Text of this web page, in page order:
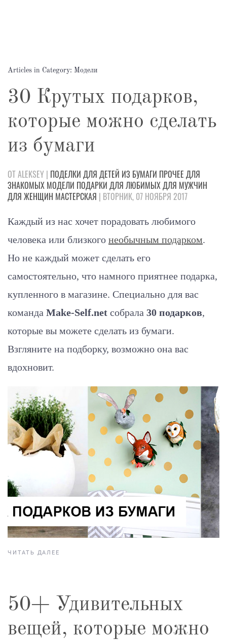
Articles in Category: Модели
30 Крутых подарков,
которые можно сделать
из бумаги
ОТ ALEKSEY | ПОДЕЛКИ ДЛЯ ДЕТЕЙ ИЗ БУМАГИ ПРОЧЕЕ ДЛЯ
ЗНАКОМЫХ МОДЕЛИ ПОДАРКИ ДЛЯ ЛЮБИМЫХДЛЯ МУЖЧИН
ДЛЯ ЖЕНЩИН МАСТЕРСКАЯ | ВТОРНИК, 07 НОЯБРЯ 2017
Каждый из нас хочет порадовать любимого
человека или близкого необычным подарком.
Но не каждый может сделать его
самостоятельно, что намного приятнее подарка,
купленного в магазине. Специально для вас
команда Make-Self.net собрала 30 подарков,
которые вы можете сделать из бумаги.
Взгляните на подборку, возможно она вас
вдохновит.
ЧИТАТЬ ДАЛЕЕ
50+ Удивительных
вещей, которые можно